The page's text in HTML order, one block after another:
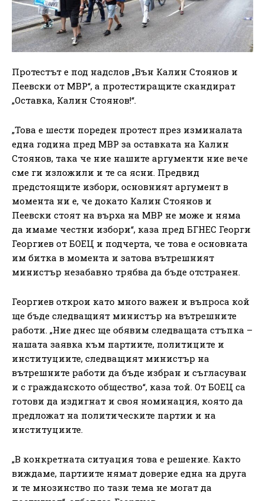
Протестът е под надслов „Вън Калин Стоянов и
Пеевски от МВР“, а протестиращите скандират
„Оставка, Калин Стоянов!“.
„Това е шести пореден протест през изминалата
една година пред МВР за оставката на Калин
Стоянов, така че ние нашите аргументи ние вече
сме ги изложили и те са ясни. Предвид
предстоящите избори, основният аргумент в
момента ни е, че докато Калин Стоянов и
Пеевски стоят на върха на МВР не може и няма
да имаме честни избори“, каза пред БГНЕС Георги
Георгиев от БОЕЦ и подчерта, че това е основната
им битка в момента и затова вътрешният
министър незабавно трябва да бъде отстранен.
Георгиев открои като много важен и въпроса кой
ще бъде следващият министър на вътрешните
работи. „Ние днес ще обявим следващата стъпка –
нашата заявка към партиите, политиците и
институциите, следващият министър на
вътрешните работи да бъде избран и съгласуван
и с гражданското общество“, каза той. От БОЕЦ са
готови да издигнат и своя номинация, която да
предложат на политическите партии и на
институциите.
„В конкретната ситуация това е решение. Както
виждаме, партиите нямат доверие една на друга
и те мнозинство по тази тема не могат да